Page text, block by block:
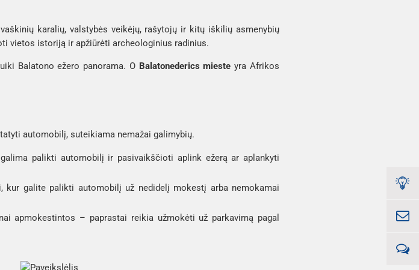
karalių, valstybės veikėjų, rašytojų ir kitų iškilių asmenybių
vietos istoriją ir apžiūrėti archeologinius radinius.
Balatono ežero panorama. O Balatonederics miesteyra Afrikos
automobilį, suteikiama nemažai galimybių.
palikti automobilį ir pasivaikščioti aplink ežerą ar aplankyti
kur galite palikti automobilį už nedidelį mokestį arba nemokamai
apmokestintos – paprastai reikia užmokėti už parkavimą pagal